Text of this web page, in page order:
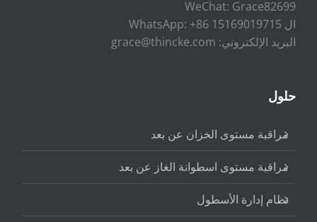
WeChat: Grace82699
ال WhatsApp: +86 15169019715
البريد الإلكتروني: grace@thincke.com
حلول
مراقبة مستوى الخزان عن بعد
مراقبة مستوى اسطوانة الغاز عن بعد
نظام إدارة الأسطول